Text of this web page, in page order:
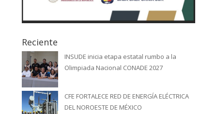
Reciente
INSUDE inicia etapa estatal rumbo a la
Olimpiada Nacional CONADE 2027
CFE FORTALECE RED DE ENERGÍA ELÉCTRICA
DEL NOROESTE DE MÉXICO